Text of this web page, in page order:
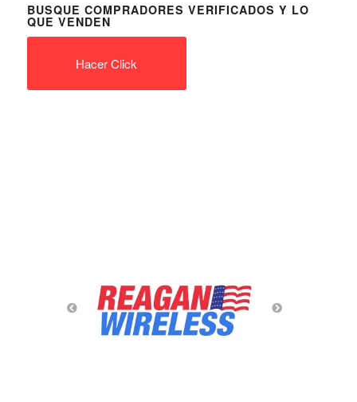
BUSQUE COMPRADORES VERIFICADOS Y LO
QUE VENDEN
Hacer Click